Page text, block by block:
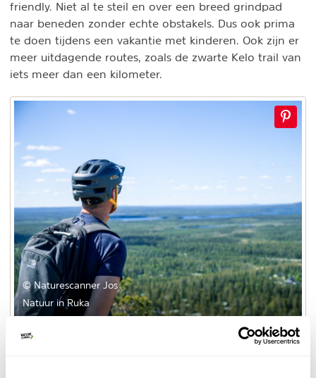
friendly. Niet al te steil en over een breed grindpad
naar beneden zonder echte obstakels. Dus ook prima
te doen tijdens een vakantie met kinderen. Ook zijn er
meer uitdagende routes, zoals de zwarte Kelo trail van
iets meer dan een kilometer.
© Naturescanner Jos
Natuur in Ruka
Bij Ruka Valley ligt nog een leuke pumptrack om je